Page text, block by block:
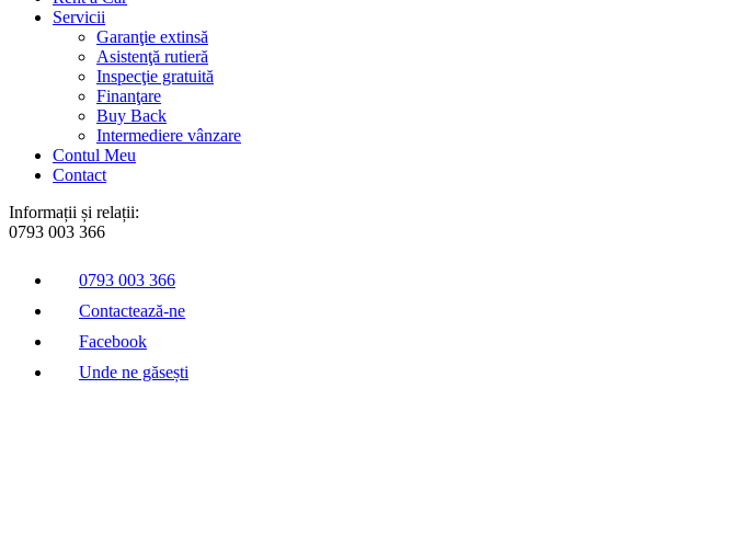
Servicii
Garanţie extinsă
Asistenţă rutieră
Inspecţie gratuită
Finanţare
Buy Back
Intermediere vânzare
Contul Meu
Contact
Informații și relații:
0793 003 366
0793 003 366
Contactează-ne
Facebook
Unde ne găsești